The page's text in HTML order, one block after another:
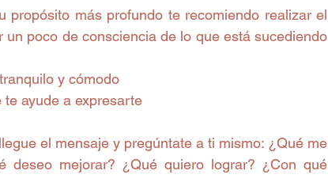
propósito más profundo te recomiendo realizar el
poco de consciencia de lo que está sucediendo
y cómodo
ayude a expresarte
el mensaje y pregúntate a ti mismo: ¿Qué me
deseo mejorar? ¿Qué quiero lograr? ¿Con qué